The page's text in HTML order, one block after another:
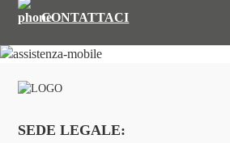
CONTATTACI
SEDE LEGALE: